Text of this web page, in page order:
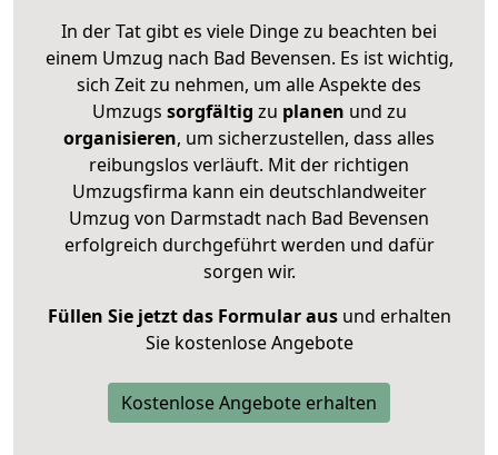
In der Tat gibt es viele Dinge zu beachten bei
einem Umzug nach Bad Bevensen. Es ist wichtig,
sich Zeit zu nehmen, um alle Aspekte des
Umzugs sorgfältig zu planen und zu
organisieren, um sicherzustellen, dass alles
reibungslos verläuft. Mit der richtigen
Umzugsfirma kann ein deutschlandweiter
Umzug von Darmstadt nach Bad Bevensen
erfolgreich durchgeführt werden und dafür
sorgen wir.
Füllen Sie jetzt das Formular ausund erhalten
Sie kostenlose Angebote
Kostenlose Angebote erhalten